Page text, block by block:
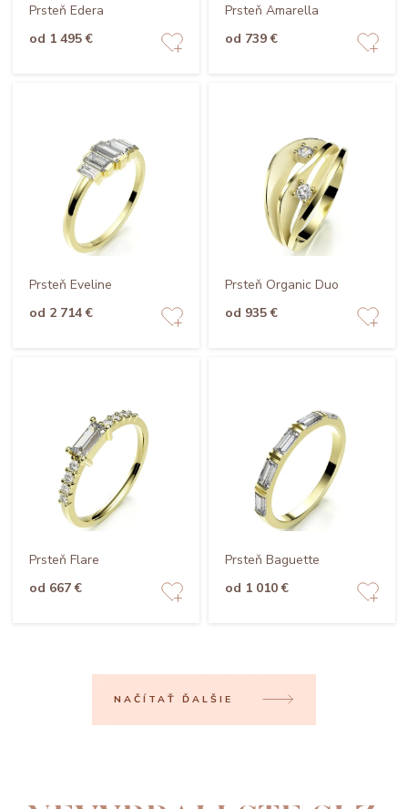
Prsteň Edera
od 1 495 €
Prsteň Amarella
od 739 €
Prsteň Eveline
od 2 714 €
Prsteň Organic Duo
od 935 €
Prsteň Flare
od 667 €
Prsteň Baguette
od 1 010 €
NAČÍTAŤ ĎALŠIE